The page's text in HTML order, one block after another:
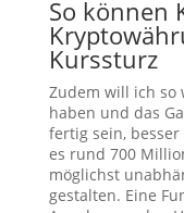
So können
Kurssturz
Zudem will ich so
haben und das
fertig sein, besser
es rund 700
möglichst
gestalten. Eine